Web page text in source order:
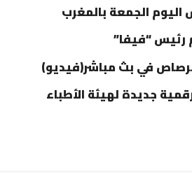
الجمعة بالمغرب
رئيس “فيفا”
في بث مباشر(فيديو)
جديدة لهيئة الأطباء